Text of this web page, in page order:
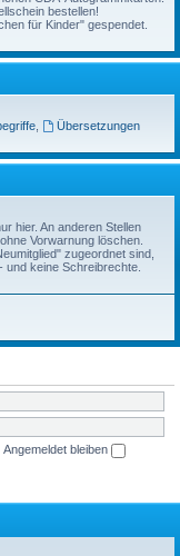
bestellen!
für Kinder" gespendet.
,
Übersetzungen
hier. An anderen Stellen
Vorwarnung löschen.
zugeordnet sind,
und keine Schreibrechte.
Angemeldet bleiben